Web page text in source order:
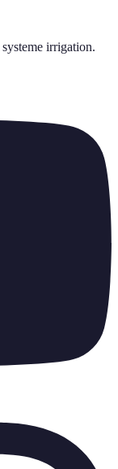
systeme irrigation.